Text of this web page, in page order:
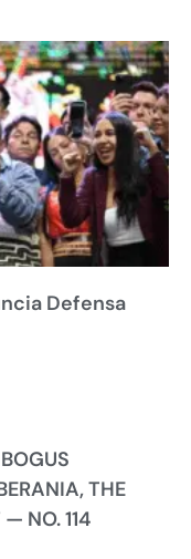
Defensa
THE
NO. 114